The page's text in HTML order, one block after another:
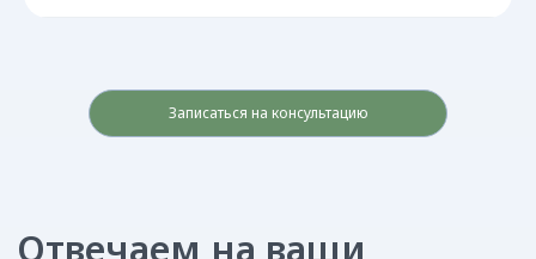
Записаться на консультацию